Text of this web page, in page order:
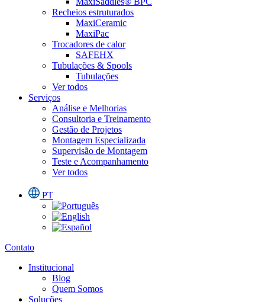
Recheios estruturados
MaxiCeramic
MaxiPac
Trocadores de calor
SAFEHX
Tubulações & Spools
Tubulações
Ver todos
Serviços
Análise e Melhorias
Consultoria e Treinamento
Gestão de Projetos
Montagem Especializada
Supervisão de Montagem
Teste e Acompanhamento
Ver todos
PT
Contato
Institucional
Blog
Quem Somos
Soluções